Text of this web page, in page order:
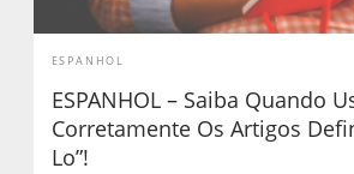
ESPANHOL
ESPANHOL – Saiba Quando
Corretamente Os Artigos
Lo”!